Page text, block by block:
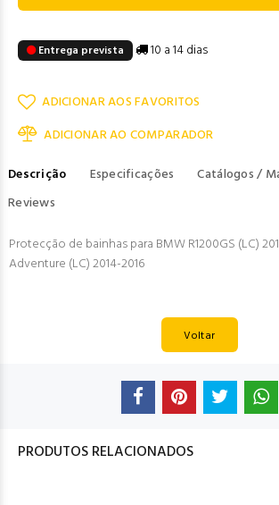
Entrega prevista 10 a 14 dias
ADICIONAR AOS FAVORITOS
ADICIONAR AO COMPARADOR
Descrição
Especificações
Catálogos /
Reviews
Protecção de bainhas para BMW R1200GS (LC)
Adventure (LC) 2014-2016
Voltar
PRODUTOS RELACIONADOS